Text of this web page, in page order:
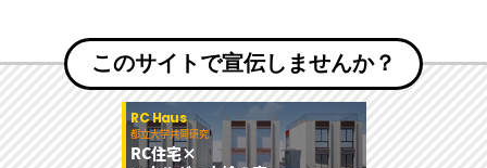
このサイトで宣伝しませんか？